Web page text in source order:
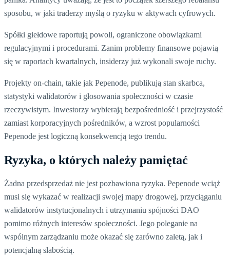
sposobu, w jaki traderzy myślą o ryzyku w aktywach cyfrowych.
Spółki giełdowe raportują powoli, ograniczone obowiązkami
regulacyjnymi i procedurami. Zanim problemy finansowe pojawią
się w raportach kwartalnych, insiderzy już wykonali swoje ruchy.
Projekty on-chain, takie jak Pepenode, publikują stan skarbca,
statystyki walidatorów i głosowania społeczności w czasie
rzeczywistym. Inwestorzy wybierają bezpośredniość i przejrzystość
zamiast korporacyjnych pośredników, a wzrost popularności
Pepenode jest logiczną konsekwencją tego trendu.
Ryzyka, o których należy pamiętać
Żadna przedsprzedaż nie jest pozbawiona ryzyka. Pepenode wciąż
musi się wykazać w realizacji swojej mapy drogowej, przyciąganiu
walidatorów instytucjonalnych i utrzymaniu spójności DAO
pomimo różnych interesów społeczności. Jego poleganie na
wspólnym zarządzaniu może okazać się zarówno zaletą, jak i
potencjalną słabością.